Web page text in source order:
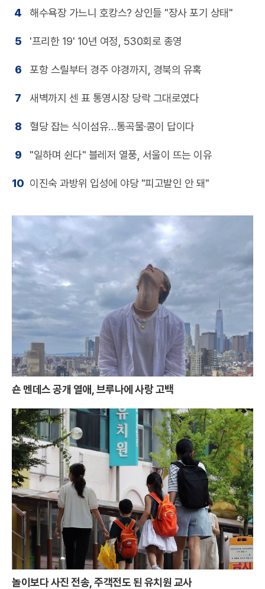
4 해수욕장 가느니 호캉스? 상인들 "장사 포기 상태"
5 '프리한 19' 10년 여정, 530회로 종영
6 포항 스릴부터 경주 야경까지, 경북의 유혹
7 새벽까지 센 표 통영시장 당락 그대로였다
8 혈당 잡는 식이섬유…통곡물·콩이 답이다
9 "일하며 쉰다" 블레저 열풍, 서울이 뜨는 이유
10 이진숙 과방위 입성에 야당 "피고발인 안 돼"
숀 멘데스 공개 열애, 브루나에 사랑 고백
놀이보다 사진 전송, 주객전도 된 유치원 교사